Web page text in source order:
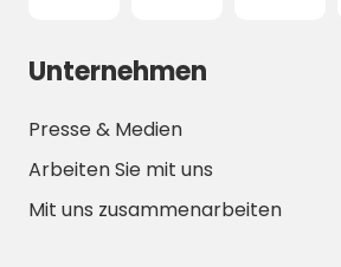
Unternehmen
Presse & Medien
Arbeiten Sie mit uns
Mit uns zusammenarbeiten